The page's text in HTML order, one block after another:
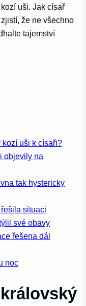
uši. Jak císař
že ne všechno
tajemství
kozí uši k císaři?
objevily na
tak hystericky
situaci
své obavy
řešena dál
noc